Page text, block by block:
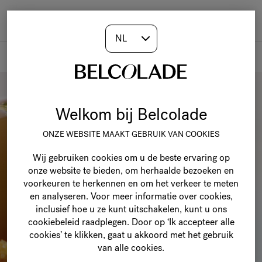
Welkom bij Belcolade
ONZE WEBSITE MAAKT GEBRUIK VAN COOKIES
Wij gebruiken cookies om u de beste ervaring op
onze website te bieden, om herhaalde bezoeken en
voorkeuren te herkennen en om het verkeer te meten
en analyseren. Voor meer informatie over cookies,
inclusief hoe u ze kunt uitschakelen, kunt u ons
cookiebeleid raadplegen. Door op ‘Ik accepteer alle
cookies’ te klikken, gaat u akkoord met het gebruik
van alle cookies.